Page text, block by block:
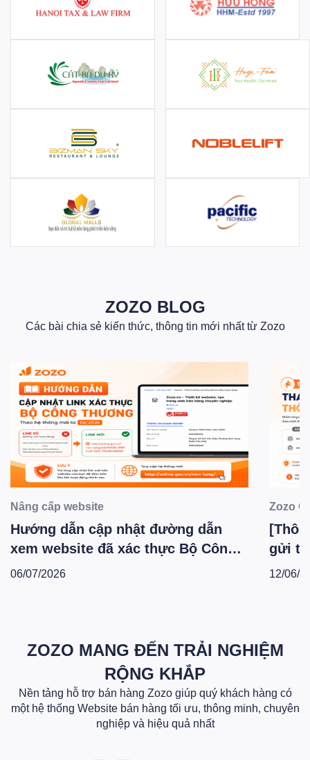
ZOZO BLOG
Các bài chia sẻ kiến thức, thông tin mới nhất từ Zozo
Nâng cấp website
Hướng dẫn cập nhật đường dẫn
xem website đã xác thực Bộ Công
Thương theo hệ thống mới -
06/07/2026
Zozo
gửi
Zozo
12/06/
ZOZO MANG ĐẾN TRẢI NGHIỆM
RỘNG KHẮP
Nền tảng hỗ trợ bán hàng Zozo giúp quý khách hàng có
một hệ thống Website bán hàng tối ưu, thông minh, chuyên
nghiệp và hiệu quả nhất